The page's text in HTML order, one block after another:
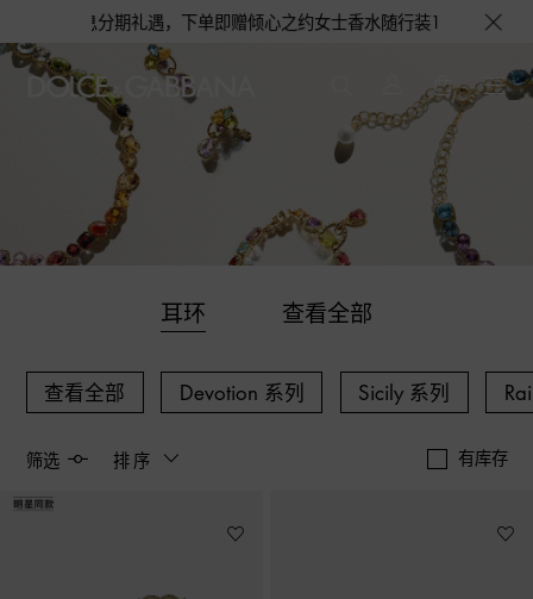
分期礼遇，下单即赠倾心之约女士香水随行装1.5ML，
耳环 查看全部
查看全部 Devotion 系列 Sicily 系列
筛选 排序 有库存